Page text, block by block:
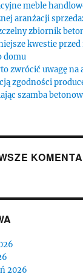
meble
aranżacji
zbiornik
kwestie
domu
zwrócić uwagę na
zgodności
szamba
2026